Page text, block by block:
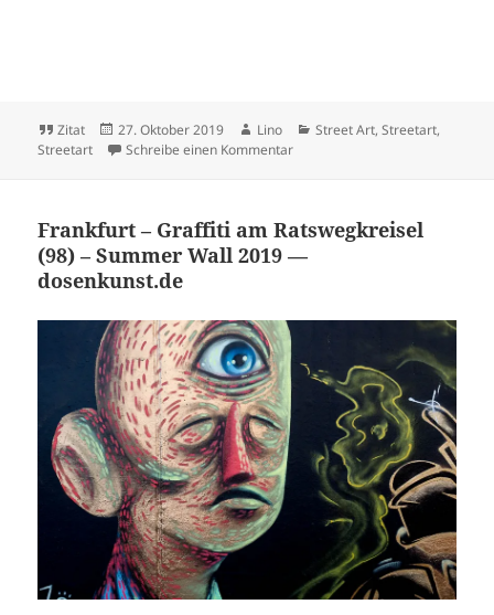
Format
Zitat
Veröffentlicht
am
27. Oktober 2019 Autor
Lino Kategorien
Street Art,Streetart,
Streetart
Schreibe einen Kommentarzu BLEND Graffiti Event im
Frankfurt – Graffiti am Ratswegkreisel
(98) – Summer Wall 2019 —
dosenkunst.de